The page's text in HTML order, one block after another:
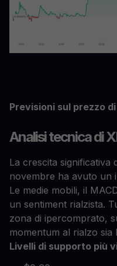
Previsioni sul prezzo di
Analisi tecnica di
La crescita significativa
novembre ha avuto un
Le medie mobili, il
un sentiment rialzista.
zona di ipercomprato,
momentum al rialzo sia
Livelli di supporto più